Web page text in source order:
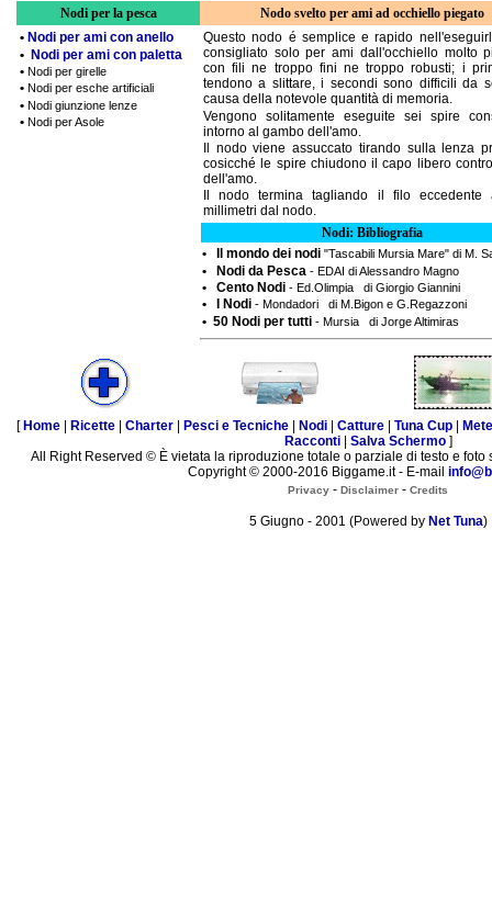
Nodi per la pesca
• Nodi per ami con anello
• Nodi per ami con paletta
• Nodi per girelle
• Nodi per esche artificiali
• Nodi giunzione lenze
• Nodi per Asole
Nodo svelto per ami ad occhiello piegato
Questo nodo é semplice e rapido
consigliato solo per ami dall'occhiello molto
con fili ne troppo fini ne troppo robusti; i
tendono a slittare, i secondi sono difficili da
causa della notevole quantità di memoria.
Vengono solitamente eseguite sei spire
intorno al gambo dell'amo.
Il nodo viene assuccato tirando sulla lenza
cosicché le spire chiudono il capo libero
dell'amo.
Il nodo termina tagliando il filo eccedente
millimetri dal nodo.
Nodi: Bibliografia
• Il mondo dei nodi "Tascabili Mursia Mare" di M.
• Nodi da Pesca - EDAI di Alessandro Magno
• Cento Nodi - Ed.Olimpia di Giorgio Giannini
• I Nodi - Mondadori di M.Bigon e G.Regazzoni
• 50 Nodi per tutti - Mursia di Jorge Altimiras
[ Home Ricette Charter Pesci e Tecniche Nodi Catture Tuna Cup
Racconti| Salva Schermo]
All Right Reserved © È vietata la riproduzione totale o parziale di testo e foto
Copyright © 2000-2016 Biggame.it - E-mail
Privacy - Disclaimer - Credits
5 Giugno - 2001 (Powered by Net Tuna)